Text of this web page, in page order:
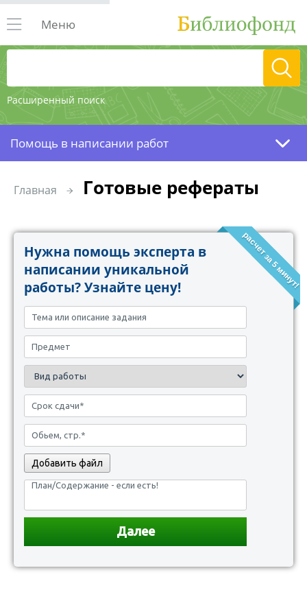
Расширенный поиск
Меню
Помощь в написании работ
Главная Готовые рефераты
расчет за 5 минут!
Нужна помощь эксперта в
написании уникальной
работы? Узнайте цену!
Добавить файл